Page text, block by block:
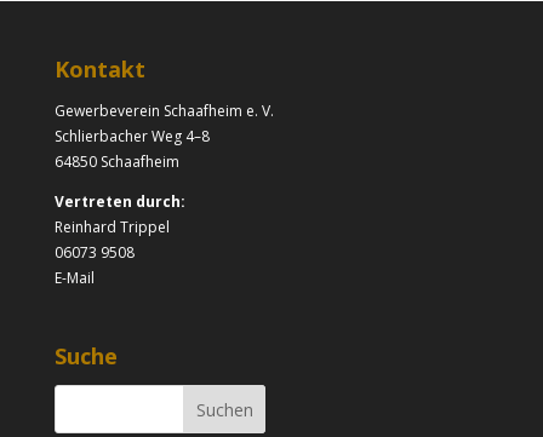
Kontakt
Gewerbeverein Schaafheim e. V.
Schlierbacher Weg 4–8
64850 Schaafheim
Vertreten durch:
Reinhard Trippel
06073 9508
E-Mail
Suche